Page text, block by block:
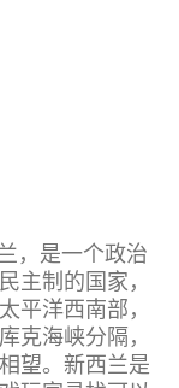
，是一个政治
主制的国家，
平洋西南部，
克海峡分隔，
望。新西兰是